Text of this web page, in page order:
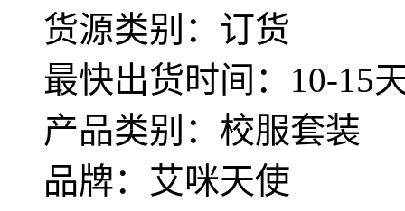
货源类别：订货
最快出货时间：10-15
产品类别：校服套装
品牌：艾咪天使